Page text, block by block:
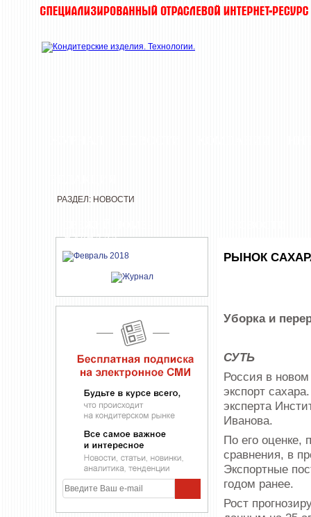
ЖУРНАЛА
РАЗДЕЛ: НОВОСТИ
РЫНОК
Уборка и
СУТЬ
Россия в
экспорт
эксперта
Иванова.
По его оценке,
сравнения, в
Экспортные
годом ранее.
Рост